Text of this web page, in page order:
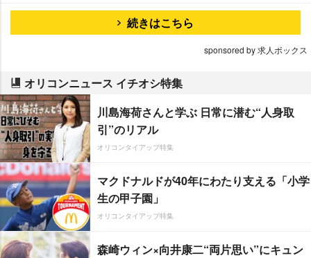
続きはこちら
sponsored by 求人ボックス
オリコンニュース イチオシ特集
川島海荷さんと学ぶ 日常に潜む“人身取
引”のリアル
オリコンタイアップ特集
マクドナルドが40年にわたり支える「小学
生の甲子園」
オリコンタイアップ特集
森崎ウィン×向井康二“両片思い”にキュン